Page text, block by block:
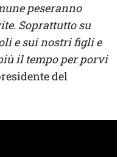
peseranno
Soprattutto su
e sui nostri figli e
il tempo per porvi
del